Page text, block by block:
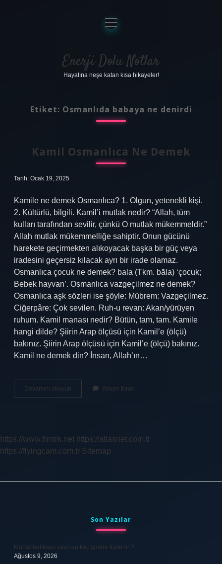
Anasayfa
Gizlilik Politikası
Yasal Uyarı
menüyü
aç
Enerji Dolu Notlar
Hayatına neşe katan kısa hikayeler!
Etiket: Osmanlıda babaya ne denirdi
Kamil Osmanlıca Ne Demek
Tarih: Ocak 19, 2025
Kamile ne demek Osmanlıca? 1. Olgun, yetenekli kişi.
2. Kültürlü, bilgili. Kamil’i mutlak nedir? “Allah, tüm
kulları tarafından sevilir, çünkü O mutlak mükemmeldir.”
Allah mutlak mükemmelliğe sahiptir. Onun gücünü
harekete geçirmekten alıkoyacak başka bir güç veya
iradesini geçersiz kılacak ayrı bir irade olamaz.
Osmanlıca çocuk ne demek? bala (Tkm. bāla) ‘çocuk;
Bebek hayvan’. Osmanlıca vazgeçilmez ne demek?
Osmanlıca aşk sözleri ise şöyle: Mübrem: Vazgeçilmez.
Ciğerpâre: Çok sevilen. Ruh-u revan: Akan/yürüyen
ruhum. Kamil manası nedir? Bütün, tam, tam. Kamile
hangi dilde? Şiirin Arap ölçüsü için Kamil’e (ölçü)
bakınız. Şiirin Arap ölçüsü için Kamil’e (ölçü) bakınız.
Kamil ne demek din? İnsan, Allah’ın…
Devamını okuyun
Osmanlıca
Yorum Bırak
https://www.frmtrk.net https://atlasnet.com.tr
https://flyingcam.com.tr Sitemap
Son Yazılar
Muhabbet kuşu yavrusu kaç günde tüylenir ?
Ağustos 9, 2026